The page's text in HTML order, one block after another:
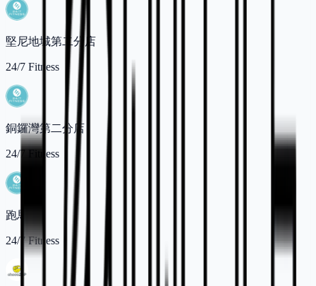
堅尼地城第二分店
24/7 Fitness
銅鑼灣第二分店
24/7 Fitness
跑馬地
24/7 Fitness